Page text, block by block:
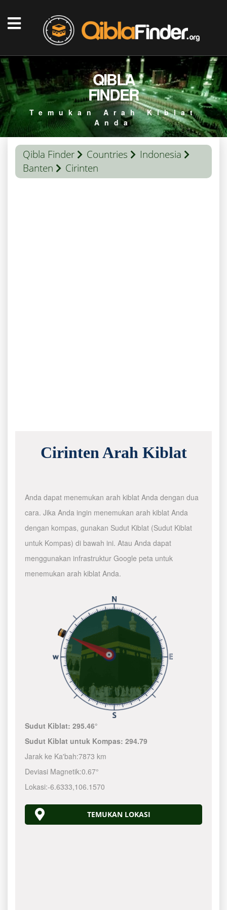
QIBLA
FINDER
Temukan Arah Kiblat
Anda
Qibla Finder Countries
Indonesia
Banten
Cirinten
Cirinten Arah Kiblat
Anda dapat menemukan arah kiblat Anda dengan dua
cara. Jika Anda ingin menemukan arah kiblat Anda
dengan kompas, gunakan Sudut Kiblat (Sudut Kiblat
untuk Kompas) di bawah ini. Atau Anda dapat
menggunakan infrastruktur Google peta untuk
menemukan arah kiblat Anda.
Sudut Kiblat:295.46°
Sudut Kiblat untuk Kompas:294.79
Jarak ke Ka'bah:7873 km
Deviasi Magnetik:0.67°
Lokasi:-6.6333,106.1570
TEMUKAN LOKASI